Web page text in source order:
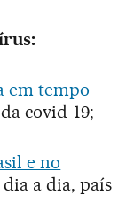
em tempo
covid-19;
e no
dia a dia, país